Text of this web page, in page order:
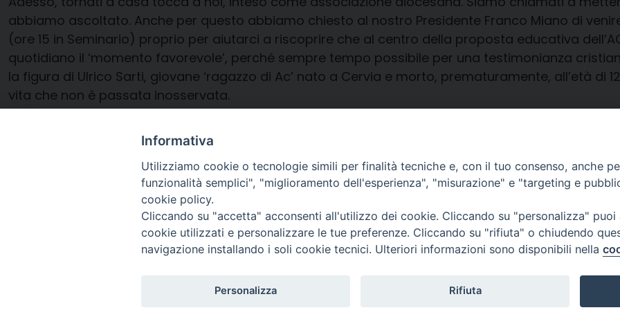
abbiamo ascoltato. Anche per questo abbiamo chiesto al nostro Presidente Franco Miano di
(ore 15 in Seminario) proprio per aiutarci a riscoprire che al centro della proposta educativa
quotidiano il ‘momento favorevole’, perché sempre tempo possibile per una testimonianza
la figura di Ulrico Sarti, giovane ‘ragazzo di Ac’ nato a Cervia e morto, prematuramente, all’età
vita che non è passata inosservata.
Arcidiocesi di Ravenna-Cervia CONTATTI
curia@diocesiravennacervia.it
Informativa
Utilizziamo cookie o tecnologie simili per finalità tecniche e, con il tuo consenso, anche
funzionalità semplici", "miglioramento dell'esperienza", "misurazione" e "targeting e
cookie policy.
Cliccando su "accetta" acconsenti all'utilizzo dei cookie. Cliccando su "personalizza"
cookie utilizzati e personalizzare le tue preferenze. Cliccando su "rifiuta" o chiudendo
navigazione installando i soli cookie tecnici. Ulteriori informazioni sono disponibili nella
Personalizza Rifiuta